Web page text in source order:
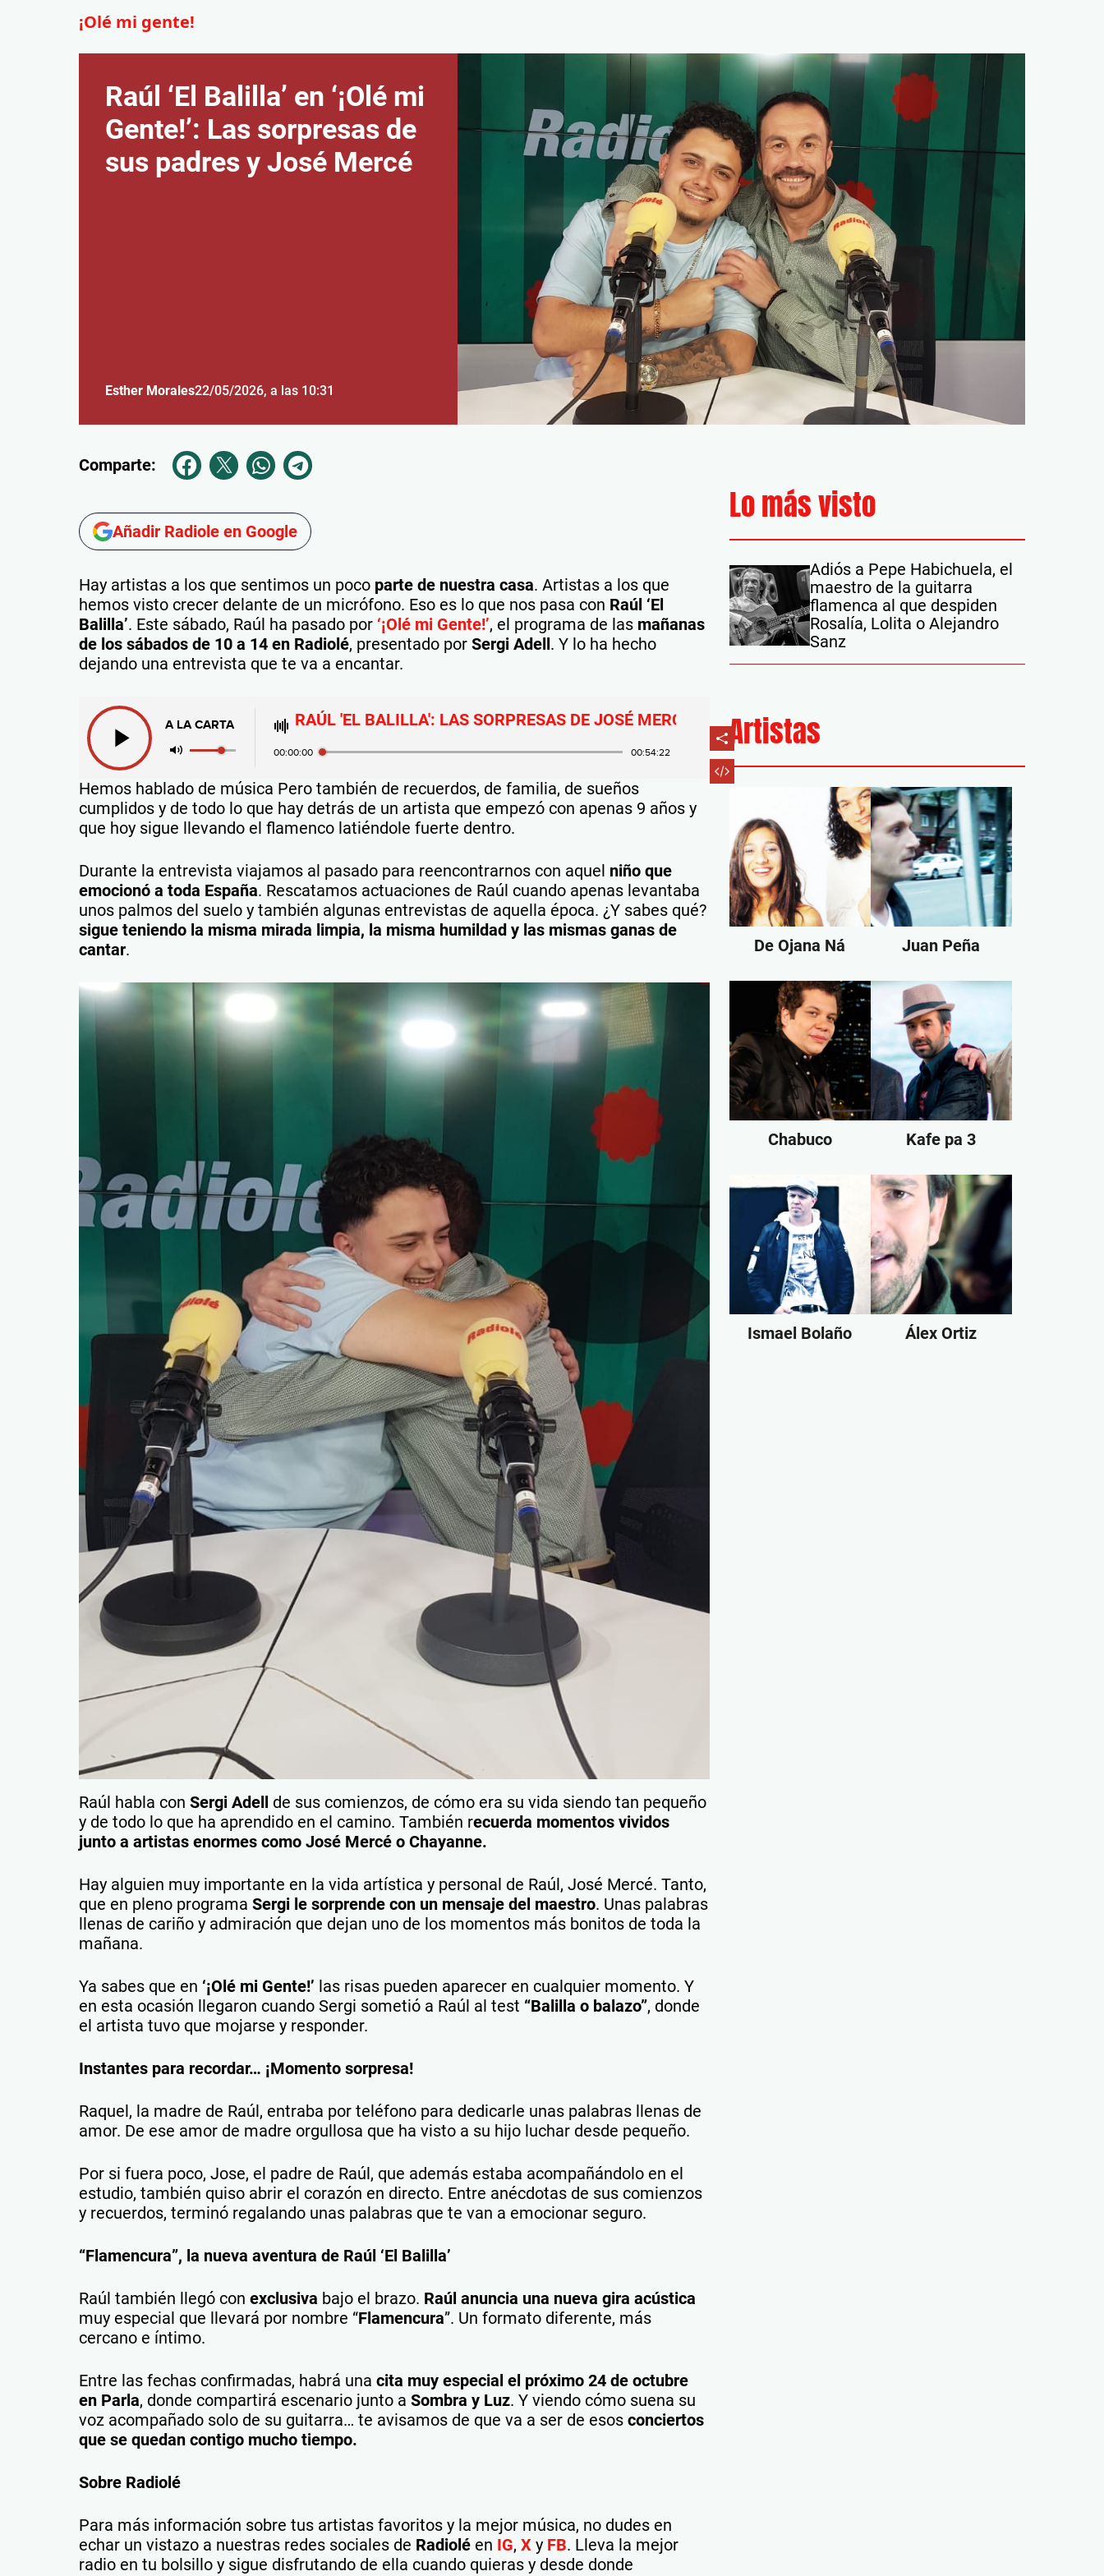
¡Olé mi gente!
Raúl ‘El Balilla’ en ‘¡Olé mi
Gente!’: Las sorpresas de
sus padres y José Mercé
Esther Morales22/05/2026, a las 10:31
Comparte:
Añadir Radiole en Google
Hay artistas a los que sentimos un poco parte de nuestra casa. Artistas a los que
hemos visto crecer delante de un micrófono. Eso es lo que nos pasa con Raúl ‘El
Balilla’. Este sábado, Raúl ha pasado por ‘¡Olé mi Gente!’, el programa de las mañanas
de los sábados de 10 a 14 en Radiolé, presentado por Sergi Adell. Y lo ha hecho
dejando una entrevista que te va a encantar.
A LA CARTA RAÚL 'EL BALILLA': LAS SORPRESAS DE JOSÉ MERCÉ Y SUS PADRES EN '¡OLÉ MI GENTE!' CON SERGI ADELL
00:00:00 00:54:22
Hemos hablado de música Pero también de recuerdos, de familia, de sueños
cumplidos y de todo lo que hay detrás de un artista que empezó con apenas 9 años y
que hoy sigue llevando el flamenco latiéndole fuerte dentro.
Durante la entrevista viajamos al pasado para reencontrarnos con aquel niño que
emocionó a toda España. Rescatamos actuaciones de Raúl cuando apenas levantaba
unos palmos del suelo y también algunas entrevistas de aquella época. ¿Y sabes qué?
sigue teniendo la misma mirada limpia, la misma humildad y las mismas ganas de
cantar.
Raúl habla con Sergi Adell de sus comienzos, de cómo era su vida siendo tan pequeño
y de todo lo que ha aprendido en el camino. También recuerda momentos vividos
junto a artistas enormes como José Mercé o Chayanne.
Hay alguien muy importante en la vida artística y personal de Raúl, José Mercé. Tanto,
que en pleno programa Sergi le sorprende con un mensaje del maestro. Unas palabras
llenas de cariño y admiración que dejan uno de los momentos más bonitos de toda la
mañana.
Ya sabes que en ‘¡Olé mi Gente!’ las risas pueden aparecer en cualquier momento. Y
en esta ocasión llegaron cuando Sergi sometió a Raúl al test “Balilla o balazo”, donde
el artista tuvo que mojarse y responder.
Instantes para recordar… ¡Momento sorpresa!
Raquel, la madre de Raúl, entraba por teléfono para dedicarle unas palabras llenas de
amor. De ese amor de madre orgullosa que ha visto a su hijo luchar desde pequeño.
Por si fuera poco, Jose, el padre de Raúl, que además estaba acompañándolo en el
estudio, también quiso abrir el corazón en directo. Entre anécdotas de sus comienzos
y recuerdos, terminó regalando unas palabras que te van a emocionar seguro.
“Flamencura”, la nueva aventura de Raúl ‘El Balilla’
Raúl también llegó con exclusiva bajo el brazo. Raúl anuncia una nueva gira acústica
muy especial que llevará por nombre “Flamencura”. Un formato diferente, más
cercano e íntimo.
Entre las fechas confirmadas, habrá una cita muy especial el próximo 24 de octubre
en Parla, donde compartirá escenario junto a Sombra y Luz. Y viendo cómo suena su
voz acompañado solo de su guitarra… te avisamos de que va a ser de esos conciertos
que se quedan contigo mucho tiempo.
Sobre Radiolé
Para más información sobre tus artistas favoritos y la mejor música, no dudes en
echar un vistazo a nuestras redes sociales de Radiolé en IG, X y FB. Lleva la mejor
radio en tu bolsillo y sigue disfrutando de ella cuando quieras y desde donde
Lo más visto
Adiós a Pepe Habichuela, el
maestro de la guitarra
flamenca al que despiden
Rosalía, Lolita o Alejandro
Sanz
Artistas
De Ojana Ná Juan Peña
Chabuco Kafe pa 3
Ismael Bolaño Álex Ortiz